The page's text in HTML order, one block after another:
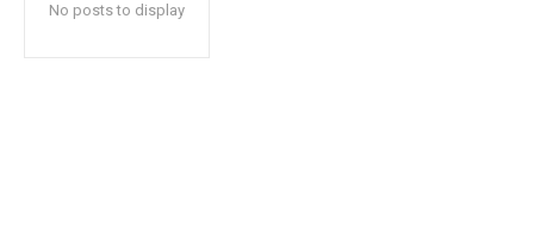
No posts to display